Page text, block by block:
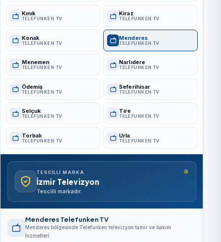
Kınık
TELEFUNKEN TV
Kiraz
TELEFUNKEN TV
Konak
TELEFUNKEN TV
Menderes
TELEFUNKEN TV
Menemen
TELEFUNKEN TV
Narlıdere
TELEFUNKEN TV
Ödemiş
TELEFUNKEN TV
Seferihisar
TELEFUNKEN TV
Selçuk
TELEFUNKEN TV
Tire
TELEFUNKEN TV
Torbalı
TELEFUNKEN TV
Urla
TELEFUNKEN TV
TESCILLI MARKA
İzmir Televizyon
Tescilli markadır.
®
Menderes Telefunken TV
Menderes bölgesinde Telefunken televizyon tamir ve bakım
hizmetleri.